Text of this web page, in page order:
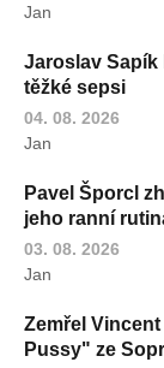
Jan
Jaroslav Sapík
těžké sepsi
04. 08. 2026
Jan
Pavel Šporcl
jeho ranní
03. 08. 2026
Jan
Zemřel
Pussy" ze